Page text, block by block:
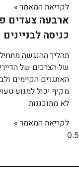
לקריאת המאמר »
ארבעה צעדים
כניסה לבניינים
תהליך ההנגשה
של הצרכים של
האתגרים הקיימים
מקיף יכול למנוע
לא מתוכננות.
לקריאת המאמר »